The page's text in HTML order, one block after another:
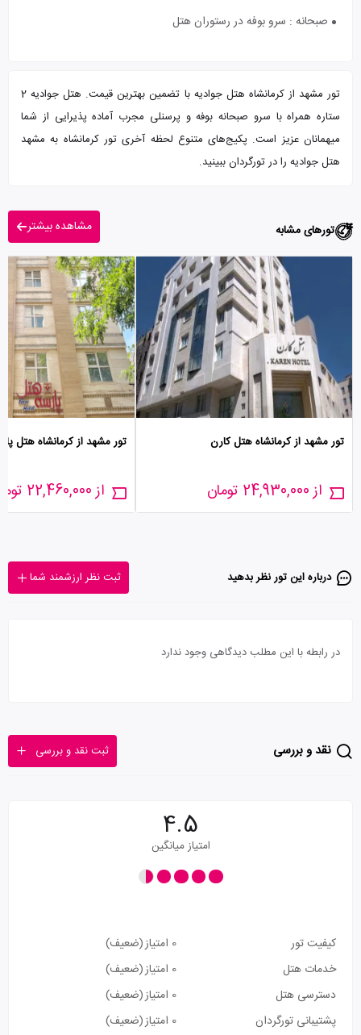
صبحانه : سرو بوفه در رستوران هتل
تور مشهد از کرمانشاه هتل جوادیه با تضمین بهترین قیمت. هتل جوادیه 2
ستاره همراه با سرو صبحانه بوفه و پرسنلی مجرب آماده پذیرایی از شما
میهمانان عزیز است. پکیج‌های متنوع لحظه آخری تور کرمانشاه به مشهد
هتل جوادیه را در تورگردان ببینید.
تورهای مشابه مشاهده بیشتر
تور مشهد از کرمانشاه هتل کارن
از 24,930,000 تومان
تور مشهد از کرمانشاه هتل
از 22,460,000 تومان
درباره این تور‌ نظر بدهید ثبت نظر ارزشمند شما
در رابطه با این مطلب دیدگاهی وجود ندارد
نقد و بررسی ثبت نقد و بررسی
4.5
امتیاز میانگین
کیفیت تور 0 امتیاز
(ضعیف)
خدمات هتل
0 امتیاز
(ضعیف)
دسترسی هتل
0 امتیاز
(ضعیف)
پشتیبانی تورگردان
0 امتیاز (ضعیف)